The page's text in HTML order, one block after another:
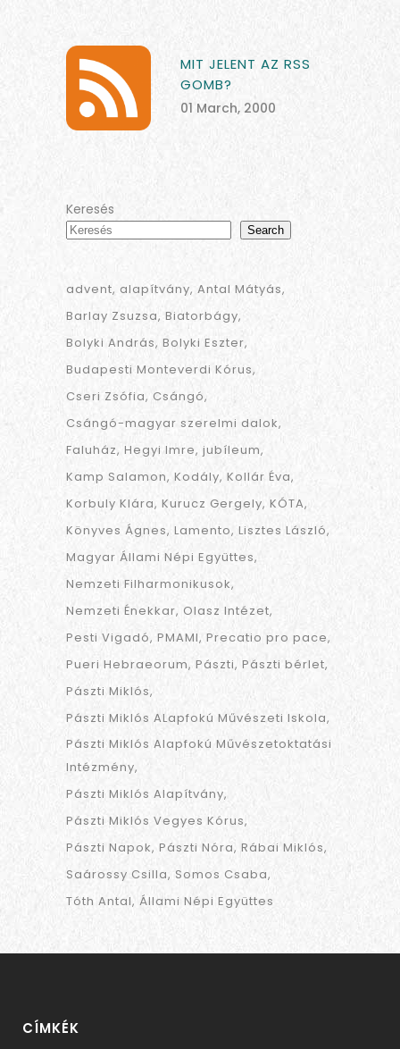
MIT JELENT AZ RSS
GOMB?
01 March, 2000
Keresés
Search
advent alapítvány Antal Mátyás
Barlay Zsuzsa Biatorbágy
Bolyki András Bolyki Eszter
Budapesti Monteverdi Kórus
Cseri Zsófia Csángó
Csángó-magyar szerelmi dalok
Faluház Hegyi Imre jubíleum
Kamp Salamon Kodály Kollár Éva
Korbuly Klára Kurucz Gergely KÓTA
Könyves Ágnes Lamento Lisztes László
Magyar Állami Népi Együttes
Nemzeti Filharmonikusok
Nemzeti Énekkar Olasz Intézet
Pesti Vigadó PMAMI Precatio pro pace
Pueri Hebraeorum Pászti Pászti bérlet
Pászti Miklós
Pászti Miklós ALapfokú Művészeti Iskola
Pászti Miklós Alapfokú Művészetoktatási
Intézmény
Pászti Miklós Alapítvány
Pászti Miklós Vegyes Kórus
Pászti Napok Pászti Nóra Rábai Miklós
Saárossy Csilla Somos Csaba
Tóth Antal Állami Népi Együttes
CÍMKÉK